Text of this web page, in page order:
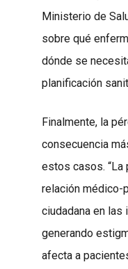
Ministerio de
sobre qué
dónde se
planificación
Finalmente, la
consecuencia
estos casos. “La
relación médico-
ciudadana en
generando
afecta a